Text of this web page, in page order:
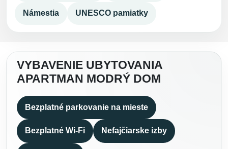
Námestia UNESCO pamiatky
VYBAVENIE UBYTOVANIA
APARTMAN MODRÝ DOM
Bezplatné parkovanie na mieste
Bezplatné Wi-Fi Nefajčiarske izby